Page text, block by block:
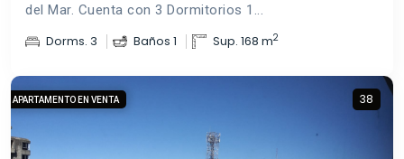
del Mar. Cuenta con 3 Dormitorios 1...
Dorms. 3 Baños 1 Sup. 168 m2
APARTAMENTO EN VENTA 38